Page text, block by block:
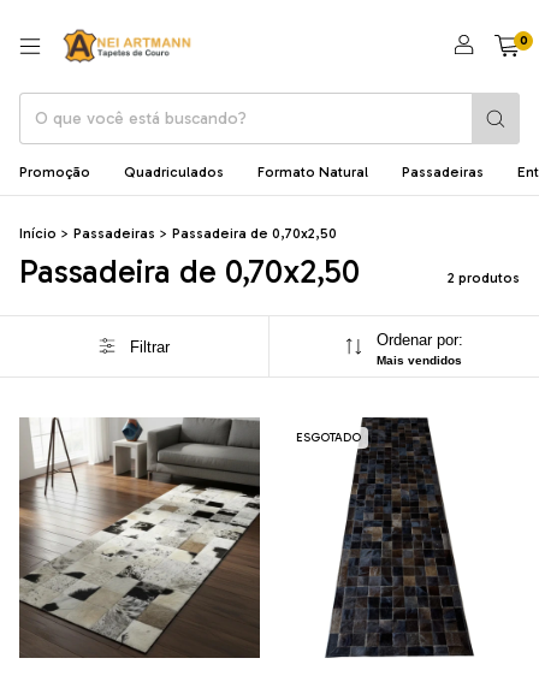
0
Promoção Quadriculados Formato Natural Passadeiras
Início > Passadeiras > Passadeira de 0,70x2,50
Passadeira de 0,70x2,50 2 produtos
Filtrar Ordenar por:
Mais vendidos
ESGOTADO